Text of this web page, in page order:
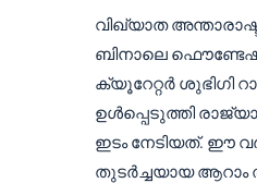
വിഖ്യാത
ബിനാലെ
ക്യൂറേറ്റർ ശുഭിഗി
ഉൾപ്പെടുത്തി
ഇടം നേടിയത്. ഈ
തുടർച്ചയായ ആറാം